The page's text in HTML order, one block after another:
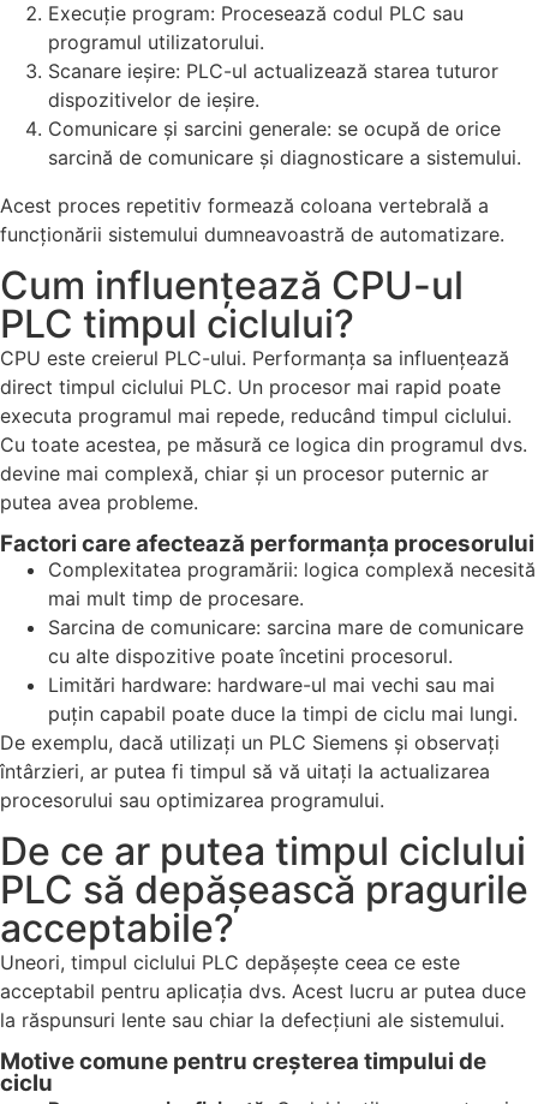
Execuție program: Procesează codul PLC sau
programul utilizatorului.
Scanare ieșire: PLC-ul actualizează starea tuturor
dispozitivelor de ieșire.
Comunicare și sarcini generale: se ocupă de orice
sarcină de comunicare și diagnosticare a sistemului.
Acest proces repetitiv formează coloana vertebrală a
funcționării sistemului dumneavoastră de automatizare.
Cum influențează CPU-ul
PLC timpul ciclului?
CPU este creierul PLC-ului. Performanța sa influențează
direct timpul ciclului PLC. Un procesor mai rapid poate
executa programul mai repede, reducând timpul ciclului.
Cu toate acestea, pe măsură ce logica din programul dvs.
devine mai complexă, chiar și un procesor puternic ar
putea avea probleme.
Factori care afectează performanța procesorului
Complexitatea programării: logica complexă necesită
mai mult timp de procesare.
Sarcina de comunicare: sarcina mare de comunicare
cu alte dispozitive poate încetini procesorul.
Limitări hardware: hardware-ul mai vechi sau mai
puțin capabil poate duce la timpi de ciclu mai lungi.
De exemplu, dacă utilizați un PLC Siemens și observați
întârzieri, ar putea fi timpul să vă uitați la actualizarea
procesorului sau optimizarea programului.
De ce ar putea timpul ciclului
PLC să depășească pragurile
acceptabile?
Uneori, timpul ciclului PLC depășește ceea ce este
acceptabil pentru aplicația dvs. Acest lucru ar putea duce
la răspunsuri lente sau chiar la defecțiuni ale sistemului.
Motive comune pentru creșterea timpului de
ciclu